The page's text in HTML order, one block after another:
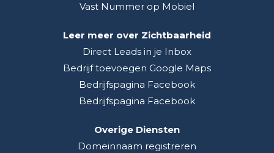
Vast Nummer op Mobiel
Leer meer over Zichtbaarheid
Direct Leads in je Inbox
Bedrijf toevoegen Google Maps
Bedrijfspagina Facebook
Bedrijfspagina Facebook
Overige Diensten
Domeinnaam registreren